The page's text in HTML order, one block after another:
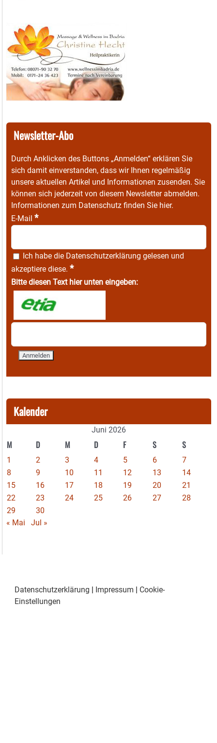
Newsletter-Abo
Durch Anklicken des Buttons „Anmelden“ erklären Sie
sich damit einverstanden, dass wir Ihnen regelmäßig
unsere aktuellen Artikel und Informationen zusenden. Sie
können sich jederzeit von diesem Newsletter abmelden.
Informationen zum Datenschutz finden Sie hier.
E-Mail *
Ich habe die Datenschutzerklärung gelesen und
akzeptiere diese. *
Bitte diesen Text hier unten eingeben:
Kalender
Juni 2026
M D M D F S S
1 2 3 4 5 6
7
8
9 10 11 12 13
14
15
16 17 18 19 20
21
22
23 24 25 26 27
28
29
30
« Mai
Jul »
Datenschutzerklärung Impressum
Cookie-
Einstellungen